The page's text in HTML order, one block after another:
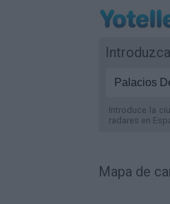
Introduce la
radares en
Mapa de